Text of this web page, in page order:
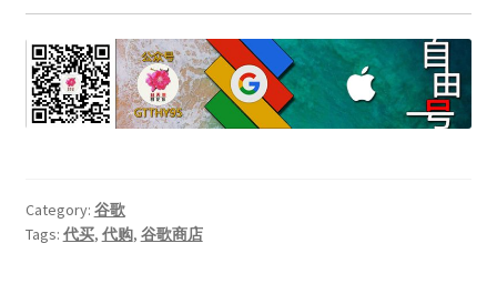
Category: 谷歌
Tags: 代买, 代购, 谷歌商店